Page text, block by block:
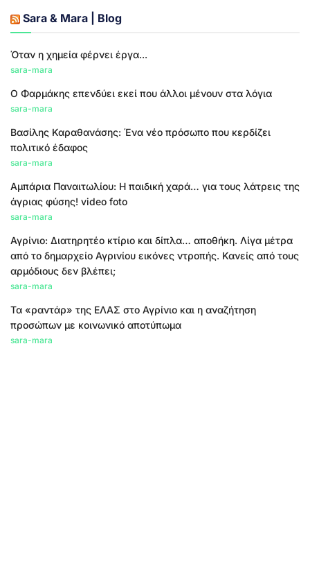
Sara & Mara | Blog
Όταν η χημεία φέρνει έργα...
sara-mara
Ο Φαρμάκης επενδύει εκεί που άλλοι μένουν στα λόγια
sara-mara
Βασίλης Καραθανάσης: Ένα νέο πρόσωπο που κερδίζει
πολιτικό έδαφος
sara-mara
Αμπάρια Παναιτωλίου: Η παιδική χαρά… για τους λάτρεις της
άγριας φύσης! video foto
sara-mara
Αγρίνιο: Διατηρητέο κτίριο και δίπλα… αποθήκη. Λίγα μέτρα
από το δημαρχείο Αγρινίου εικόνες ντροπής. Κανείς από τους
αρμόδιους δεν βλέπει;
sara-mara
Τα «ραντάρ» της ΕΛΑΣ στο Αγρίνιο και η αναζήτηση
προσώπων με κοινωνικό αποτύπωμα
sara-mara